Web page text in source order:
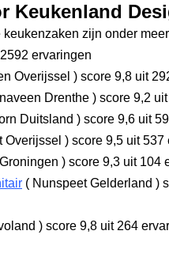
Keukenland
zijn onder
ervaringen
Overijssel ) score 9,8 uit
Drenthe ) score 9,2
Duitsland ) score 9,6 uit
Overijssel ) score 9,5 uit 537
) score 9,3 uit 104
( Nunspeet Gelderland )
) score 9,8 uit 264